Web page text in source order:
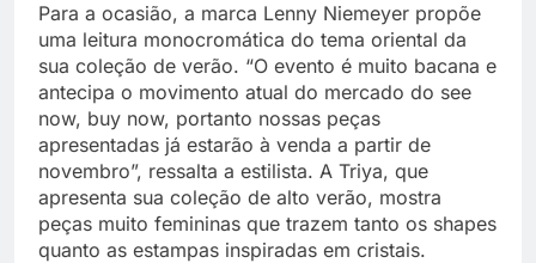
Para a ocasião, a marca Lenny Niemeyer propõe
uma leitura monocromática do tema oriental da
sua coleção de verão. “O evento é muito bacana e
antecipa o movimento atual do mercado do see
now, buy now, portanto nossas peças
apresentadas já estarão à venda a partir de
novembro”, ressalta a estilista. A Triya, que
apresenta sua coleção de alto verão, mostra
peças muito femininas que trazem tanto os shapes
quanto as estampas inspiradas em cristais.